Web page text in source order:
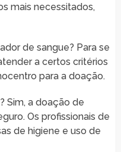
mais necessitados,
de sangue? Para se
a certos critérios
para a doação.
Sim, a doação de
Os profissionais de
de higiene e uso de